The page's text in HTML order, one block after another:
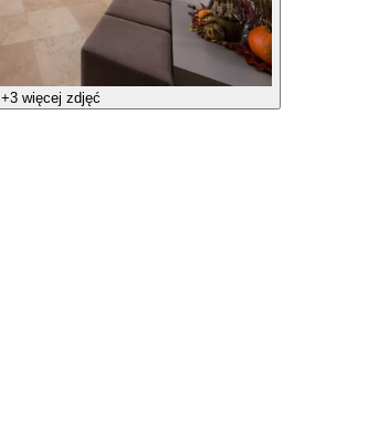
+3 więcej zdjęć